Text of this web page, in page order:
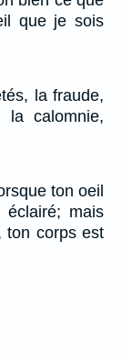
que je sois
la fraude,
la calomnie,
ton oeil
mais
ton corps est